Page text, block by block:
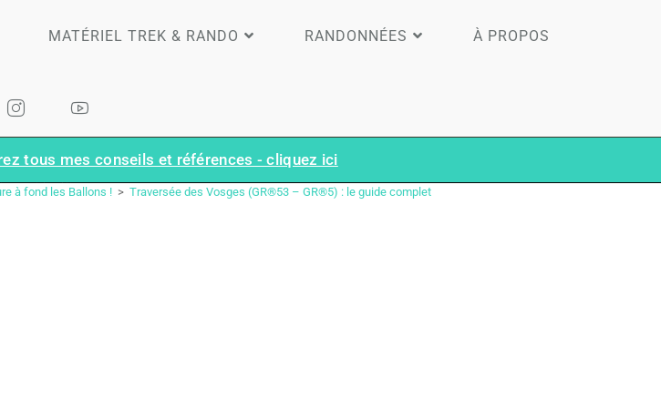
MATÉRIEL TREK & RANDO RANDONNÉES À PROPOS
tous mes conseils et références - cliquez ici
à fond les Ballons ! > Traversée des Vosges (GR®53 – GR®5) : le guide complet